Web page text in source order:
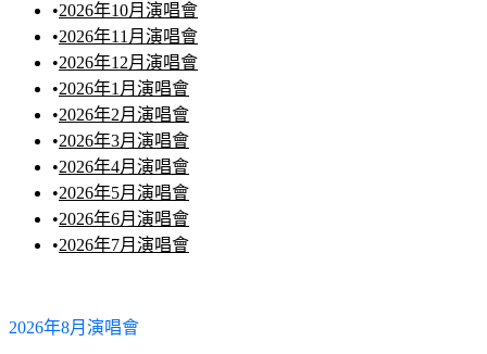
•2026年9月演唱會
•2026年10月演唱會
•2026年11月演唱會
•2026年12月演唱會
•2026年1月演唱會
•2026年2月演唱會
•2026年3月演唱會
•2026年4月演唱會
•2026年5月演唱會
•2026年6月演唱會